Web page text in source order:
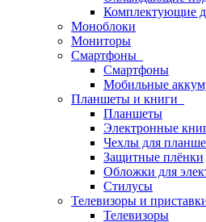
Комплектующие
Моноблоки
Мониторы
Смартфоны
Смартфоны
Мобильные
Планшеты и книги
Планшеты
Электронные
Чехлы для
Защитные плёнки
Обложки для
Стилусы
Телевизоры и
Телевизоры